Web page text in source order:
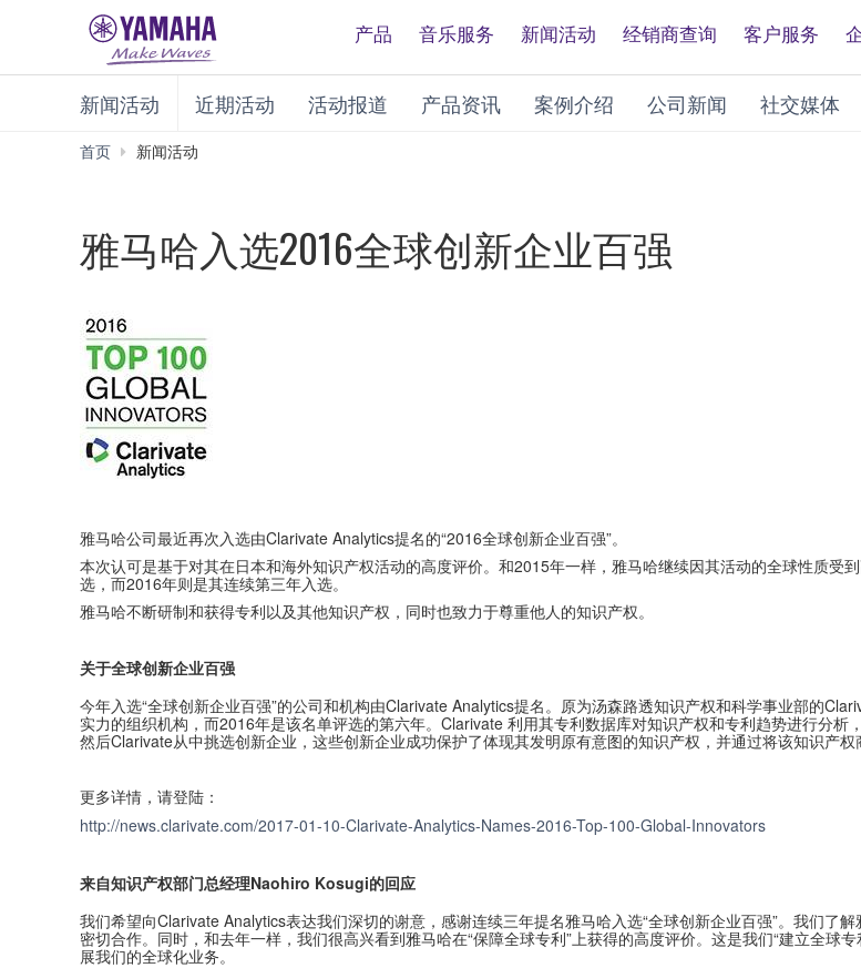
产品 音乐服务 新闻活动 经销商查询 客户服务
新闻活动 近期活动 活动报道 产品资讯 案例介绍 公司新闻 社交媒体
首页 新闻活动
雅马哈入选2016全球创新企业百强
雅马哈公司最近再次入选由Clarivate Analytics提名的“2016全球创新企业百强”。
本次认可是基于对其在日本和海外知识产权活动的高度评价。和2015年一样，雅马哈继续因其活动的全球性质受
选，而2016年则是其连续第三年入选。
雅马哈不断研制和获得专利以及其他知识产权，同时也致力于尊重他人的知识产权。
关于全球创新企业百强
今年入选“全球创新企业百强”的公司和机构由Clarivate Analytics提名。原为汤森路透知识产权和科学事业部的
实力的组织机构，而2016年是该名单评选的第六年。Clarivate 利用其专利数据库对知识产权和专利趋势进行分析，
然后Clarivate从中挑选创新企业，这些创新企业成功保护了体现其发明原有意图的知识产权，并通过将该知识产权
更多详情，请登陆：
http://news.clarivate.com/2017-01-10-Clarivate-Analytics-Names-2016-Top-100-Global-Innovators
来自知识产权部门总经理Naohiro Kosugi的回应
我们希望向Clarivate Analytics表达我们深切的谢意，感谢连续三年提名雅马哈入选“全球创新企业百强”。我们了
密切合作。同时，和去年一样，我们很高兴看到雅马哈在“保障全球专利”上获得的高度评价。这是我们“建立全
展我们的全球化业务。